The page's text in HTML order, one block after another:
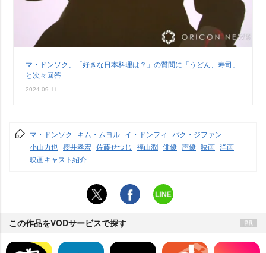
マ・ドンソク、「好きな日本料理は？」の質問に「うどん、寿司」
と次々回答
2024-09-11
マ・ドンソク キム・ムヨル イ・ドンフィ パク・ジファン
小山力也 櫻井孝宏 佐藤せつじ 福山潤 俳優 声優 映画 洋画
映画キャスト紹介
この作品をVODサービスで探す